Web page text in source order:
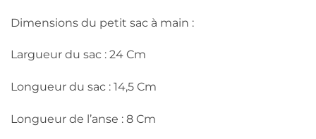
Dimensions du petit sac à main :
Largueur du sac : 24 Cm
Longueur du sac : 14,5 Cm
Longueur de l’anse : 8 Cm